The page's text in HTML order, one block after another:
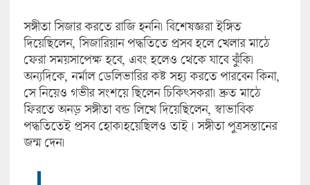
সঙ্গীতা সিজার করতে রাজি হননি। বিশেষজ্ঞরা ইঙ্গিত
দিয়েছিলেন, সিজারিয়ান পদ্ধতিতে প্রসব হলে খেলার মাঠে
ফেরা সময়সাপেক্ষ হবে, এবং হলেও থেকে যাবে ঝুঁকি।
অন্যদিকে, নর্মাল ডেলিভারির কষ্ট সহ্য করতে পারবেন কিনা,
সে নিয়েও গভীর সংশয়ে ছিলেন চিকিৎসকরা। দ্রুত মাঠে
ফিরতে অনড় সঙ্গীতা বন্ড লিখে দিয়েছিলেন, স্বাভাবিক
পদ্ধতিতেই প্রসব হোক।হয়েছিলও তাই । সঙ্গীতা পুত্রসন্তানের
জন্ম দেন।